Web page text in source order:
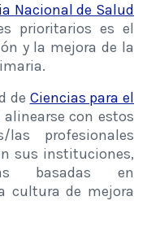
Nacional de Salud
prioritarios es el
y la mejora de la
de Ciencias para el
alinearse con estos
profesionales
sus instituciones,
basadas en
cultura de mejora